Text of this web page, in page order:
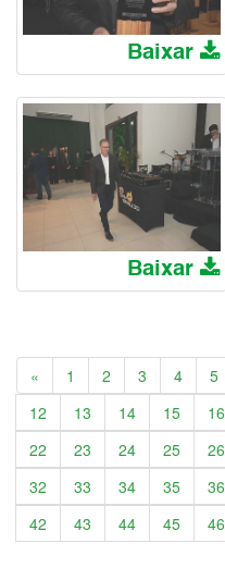
Baixar
Baixar
« Anterior
1 2 3 4 5
12
13 14 15 16
22
23 24 25 26
32
33 34 35 36
42
43 44 45 46